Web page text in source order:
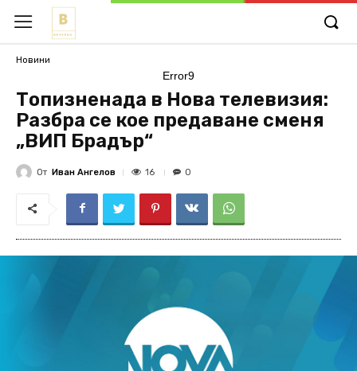
Новини
Error9
Топизненада в Нова телевизия:
Разбра се кое предаване сменя
„ВИП Брадър“
От Иван Ангелов 16 0